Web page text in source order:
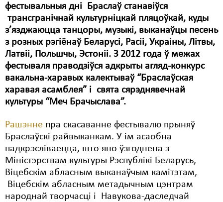
фестывальныя дні Браслаў станавіўся
трансгранічнай культурніцкай пляцоўкай, куды
з’язджаюцца танцоры, музыкі, выканаўцы песень
з розных рэгіёнаў Беларусі, Расіі, Украіны, Літвы,
Латвіі, Польшчы, Эстоніі. З 2012 года ў межах
фестываля праводзіўся адкрыты агляд-конкурс
вакальна-харавых калектываў “Браслаўская
харавая асамблея” і свята сярэднявечнай
культуры “Меч Брачыслава”.
Рашэнне пра скасаванне фестывалю прыняў
Браслаўскі райвыканкам. У ім асаобна
падкрэсліваецца, што яно ўзгоднена з
Міністэрствам культуры Рэспублікі Беларусь,
Віцебскім абласным выканаўчым камітэтам,
Віцебскім абласным метадычным цэнтрам
народнай творчасці і Навукова-даследчай
Пэнітэнцыярная сыстэма
Распальваньне варожасьці
Рознае
Свабода слова
Свабода сумленьня
Сьмяротнае пакараньне
Экалёгія
Правы працоўных
Сацыяльныя правы